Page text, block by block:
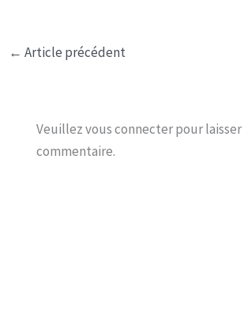
← Article précédent
Veuillez vous connecter pour laisser
commentaire.